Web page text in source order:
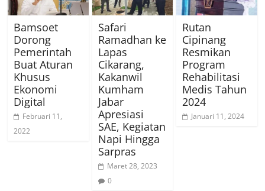
Bamsoet
Dorong
Pemerintah
Buat Aturan
Khusus
Ekonomi
Digital
Februari 11,
2022
Safari
Ramadhan ke
Lapas
Cikarang,
Kakanwil
Kumham
Jabar
Apresiasi
SAE, Kegiatan
Napi Hingga
Sarpras
Maret 28, 2023
0
Rutan
Cipinang
Resmikan
Program
Rehabilitasi
Medis Tahun
2024
Januari 11, 2024